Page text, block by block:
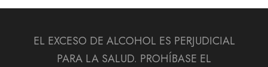
EL EXCESO DE ALCOHOL ES PERJUDICIAL
PARA LA SALUD. PROHÍBASE EL